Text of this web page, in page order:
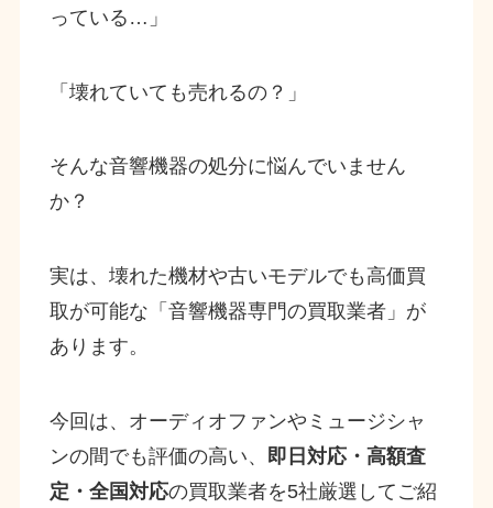
っている…」
「壊れていても売れるの？」
そんな音響機器の処分に悩んでいません
か？
実は、壊れた機材や古いモデルでも高価買
取が可能な「音響機器専門の買取業者」が
あります。
今回は、オーディオファンやミュージシャ
ンの間でも評価の高い、 即日対応・高額査
定・全国対応の買取業者を5社厳選してご紹